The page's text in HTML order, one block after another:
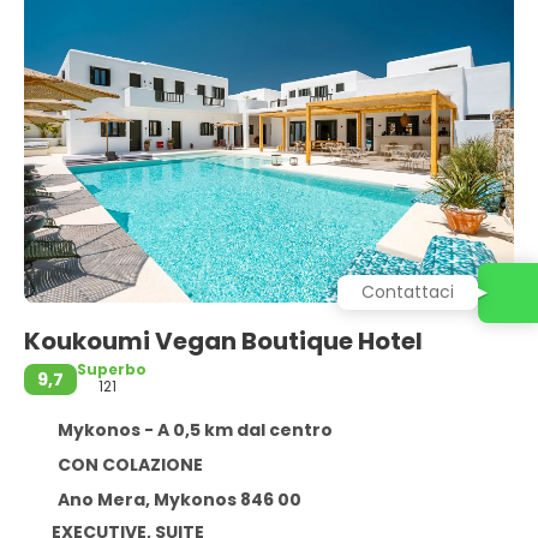
Koukoumi Vegan Boutique Hotel
9,7
Superbo
121
Mykonos - A 0,5 km dal centro
CON COLAZIONE
Ano Mera, Mykonos 846 00
EXECUTIVE, SUITE
Contattaci